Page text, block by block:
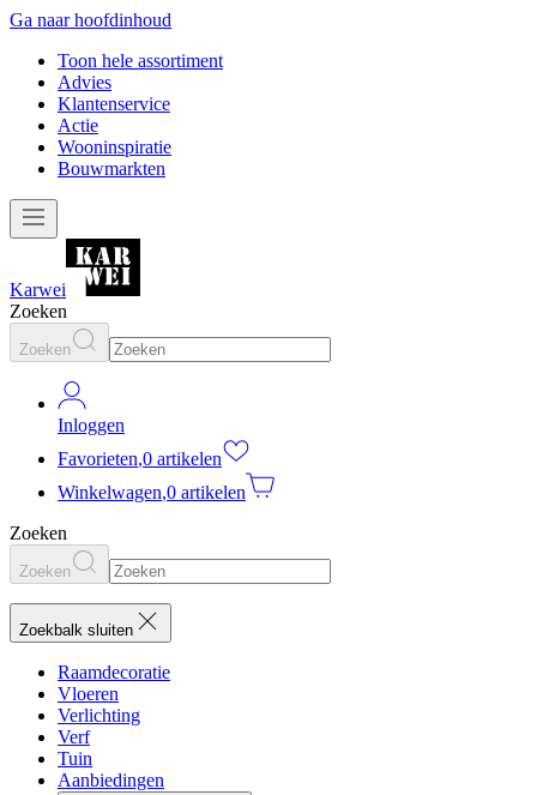
Ga naar hoofdinhoud
Toon hele assortiment
Advies
Klantenservice
Actie
Wooninspiratie
Bouwmarkten
Karwei
Zoeken
Zoeken
Inloggen
Favorieten,0 artikelen
Winkelwagen,0 artikelen
Zoeken
Zoeken
Zoekbalk sluiten
Raamdecoratie
Vloeren
Verlichting
Verf
Tuin
Aanbiedingen